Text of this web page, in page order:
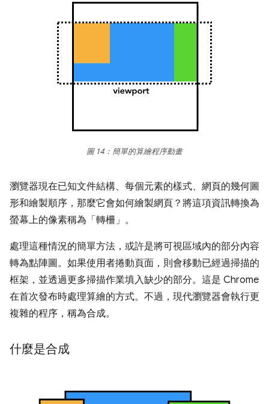
圖 14：簡單的算繪程序動畫
瀏覽器現在已知文件結構、每個元素的樣式、網頁的幾何圖
形和繪製順序，那麼它會如何繪製網頁？將這項資訊轉換為
螢幕上的像素稱為「轉柵」。
處理這種情況的簡單方法，或許是將可視區域內的部分內容
轉為點陣圖。如果使用者捲動頁面，則會移動已經過掃描的
框架，並透過更多掃描作業填入缺少的部分。這是 Chrome
在首次發布時處理算繪的方式。不過，現代瀏覽器會執行更
複雜的程序，稱為合成。
什麼是合成